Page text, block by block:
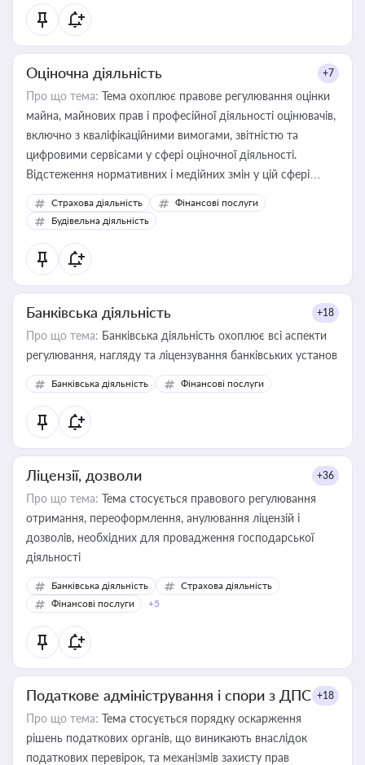
Оціночна діяльність +7
Про що тема: Тема охоплює правове регулювання оцінки
майна, майнових прав і професійної діяльності оцінювачів,
включно з кваліфікаційними вимогами, звітністю та
цифровими сервісами у сфері оціночної діяльності.
Відстеження нормативних і медійних змін у цій сфері
корисне для власника бізнесу, керівника, юриста або
бухгалтера під час оподаткування, приватизації, оренди
державного майна, корпоративних угод і перевірки
статусу суб'єктів оціночної діяльності
Страхова діяльність
Фінансові послуги
Будівельна діяльність
Банківська діяльність +18
Про що тема: Банківська діяльність охоплює всі аспекти
регулювання, нагляду та ліцензування банківських установ
Банківська діяльність Фінансові послуги
Ліцензії, дозволи +36
Про що тема: Тема стосується правового регулювання
отримання, переоформлення, анулювання ліцензій і
дозволів, необхідних для провадження господарської
діяльності
Банківська діяльність
Страхова діяльність
Фінансові послуги
+5
Податкове адміністрування і спори з ДПС +18
Про що тема: Тема стосується порядку оскарження
рішень податкових органів, що виникають внаслідок
податкових перевірок, та механізмів захисту прав